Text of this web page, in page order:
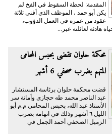
المقدمة: لحظة السقوط في الفخ لم
يكن أبو حمد ، الموظف الذي أفنى ثلاثة
عقود من عمره في العمل الدؤوب،
لعائلته عبر...
محكمة حلوان تقضى بحبس المحامى
المتهم بضرب صحفي 6 أشهر
قضت محكمة حلوان برئاسة المستشار
عبد الناصر محمد طه حجازى وأمانة سر
الأستاذ عبد الله، بحبس المحامي م.م أبو
الليل ٦ أشهر وذلك في اتهامه بضرب
الزميل الصحفي أحمد الجمل في